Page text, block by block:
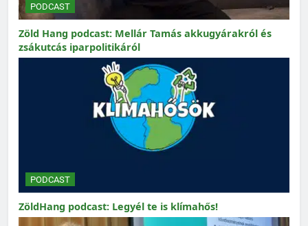
PODCAST
Zöld Hang podcast: Mellár Tamás akkugyárakról és
zsákutcás iparpolitikáról
PODCAST
ZöldHang podcast: Legyél te is klímahős!